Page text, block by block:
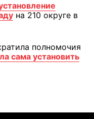
на 210 округе в
полномочия
сама установить